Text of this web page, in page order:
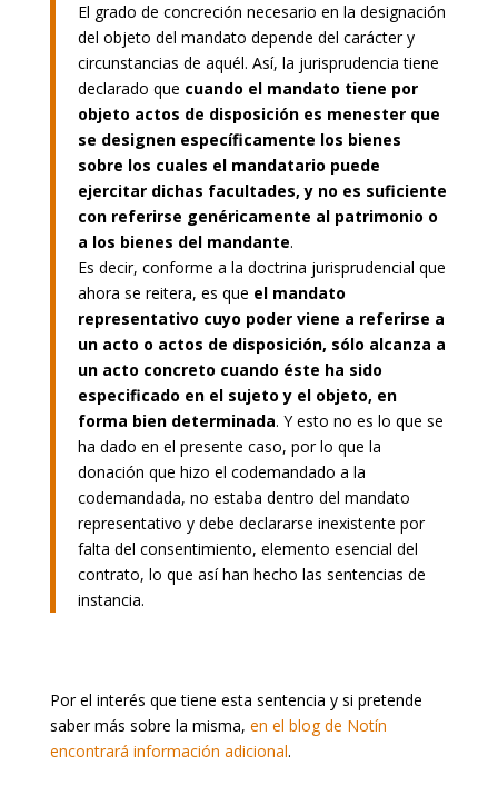
El grado de concreción necesario en la designación
del objeto del mandato depende del carácter y
circunstancias de aquél. Así, la jurisprudencia tiene
declarado que cuando el mandato tiene por
objeto actos de disposición es menester que
se designen específicamente los bienes
sobre los cuales el mandatario puede
ejercitar dichas facultades, y no es suficiente
con referirse genéricamente al patrimonio o
a los bienes del mandante.
Es decir, conforme a la doctrina jurisprudencial que
ahora se reitera, es que el mandato
representativo cuyo poder viene a referirse a
un acto o actos de disposición, sólo alcanza a
un acto concreto cuando éste ha sido
especificado en el sujeto y el objeto, en
forma bien determinada. Y esto no es lo que se
ha dado en el presente caso, por lo que la
donación que hizo el codemandado a la
codemandada, no estaba dentro del mandato
representativo y debe declararse inexistente por
falta del consentimiento, elemento esencial del
contrato, lo que así han hecho las sentencias de
instancia.
Por el interés que tiene esta sentencia y si pretende
saber más sobre la misma, en el blog de Notín
encontrará información adicional.